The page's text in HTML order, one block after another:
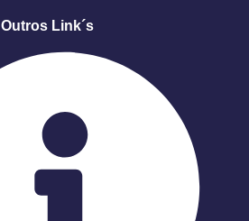
Outros Link´s